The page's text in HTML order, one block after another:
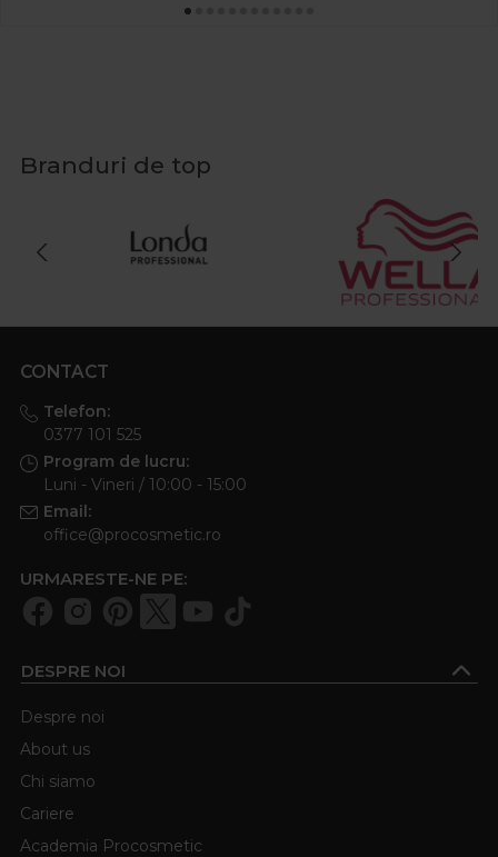
Branduri de top
CONTACT
Telefon:
0377 101 525
Program de lucru:
Luni - Vineri / 10:00 - 15:00
Email:
office@procosmetic.ro
URMARESTE-NE PE:
DESPRE NOI
Despre noi
About us
Chi siamo
Cariere
Academia Procosmetic